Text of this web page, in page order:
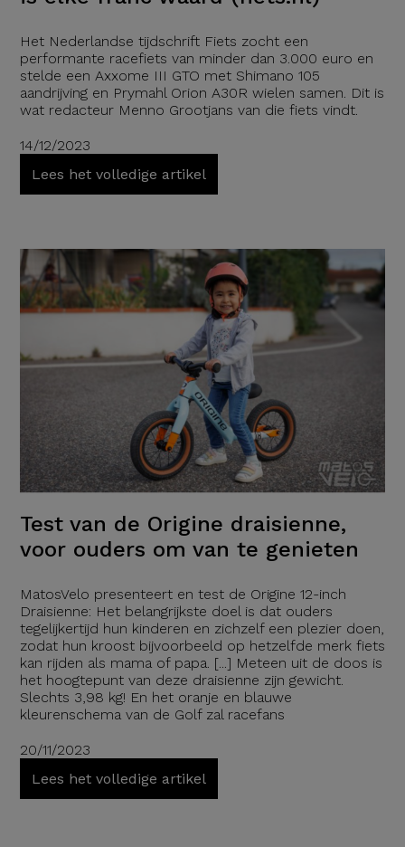
Het Nederlandse tijdschrift Fiets zocht een
performante racefiets van minder dan 3.000 euro en
stelde een Axxome III GTO met Shimano 105
aandrijving en Prymahl Orion A30R wielen samen. Dit is
wat redacteur Menno Grootjans van die fiets vindt.
14/12/2023
Lees het volledige artikel
Test van de Origine draisienne,
voor ouders om van te genieten
MatosVelo presenteert en test de Origine 12-inch
Draisienne: Het belangrijkste doel is dat ouders
tegelijkertijd hun kinderen en zichzelf een plezier doen,
zodat hun kroost bijvoorbeeld op hetzelfde merk fiets
kan rijden als mama of papa. [...] Meteen uit de doos is
het hoogtepunt van deze draisienne zijn gewicht.
Slechts 3,98 kg! En het oranje en blauwe
kleurenschema van de Golf zal racefans
20/11/2023
Lees het volledige artikel